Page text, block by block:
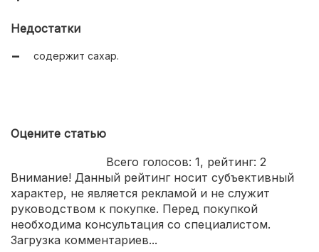
Недостатки
содержит сахар.
Оцените статью
Всего голосов: 1, рейтинг: 2
Внимание! Данный рейтинг носит субъективный
характер, не является рекламой и не служит
руководством к покупке. Перед покупкой
необходима консультация со специалистом.
Загрузка комментариев...